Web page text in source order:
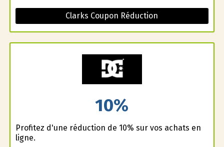
Clarks Coupon Réduction
10%
Profitez d'une réduction de 10% sur vos achats en
ligne.